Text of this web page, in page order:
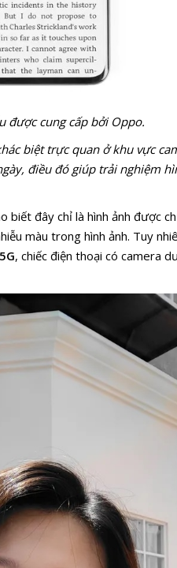
được cung cấp bởi Oppo.
biệt trực quanởkhu vực
điềuđó giúp trải nghiệm
biết đây chỉ là hình ảnh được
màu trong hình ảnh. Tuy
, chiếc điện thoại có camera